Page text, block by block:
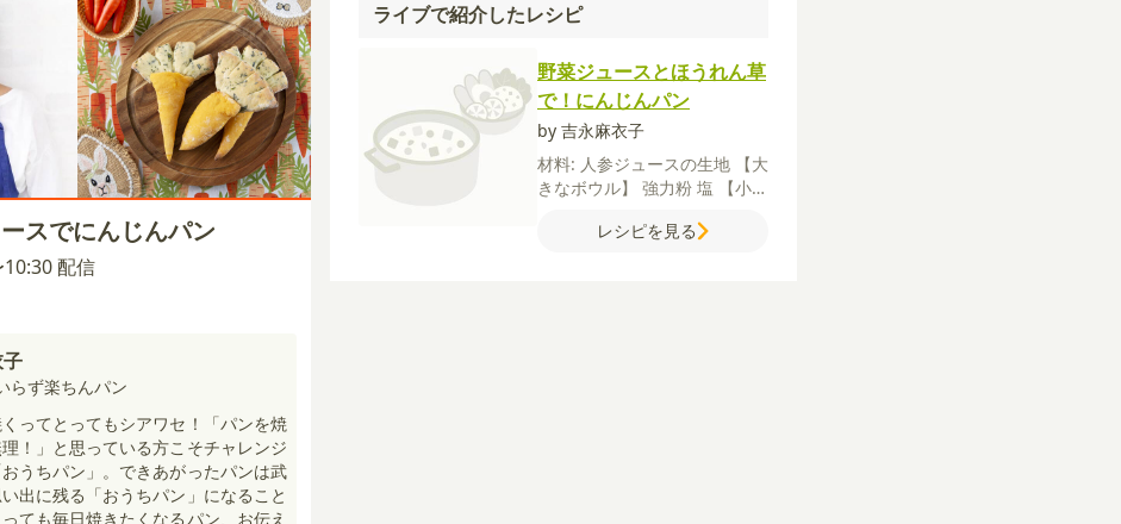
スでにんじんパン
配信
らず楽ちんパン
ってとってもシアワセ！「パンを焼
！」と思っている方こそチャレンジ
うちパン」。できあがったパンは武
出に残る「おうちパン」になること
ても毎日焼きたくなるパン、お伝え
ライブで紹介したレシピ
野菜ジュースとほうれん草
で！にんじんパン
by 吉永麻衣子
材料: 人参ジュースの生地
【大
きなボウル】 強力粉 塩
【小さ
ほうれん草の生地
レシピを見る